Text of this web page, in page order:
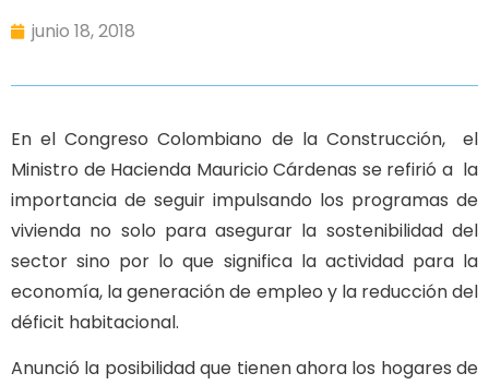
junio 18, 2018
En el Congreso Colombiano de la Construcción, el
Ministro de Hacienda Mauricio Cárdenas se refirió a la
importancia de seguir impulsando los programas de
vivienda no solo para asegurar la sostenibilidad del
sector sino por lo que significa la actividad para la
economía, la generación de empleo y la reducción del
déficit habitacional.
Anunció la posibilidad que tienen ahora los hogares de